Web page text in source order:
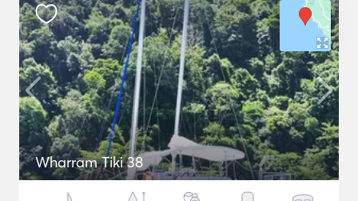
Wharram Tiki 38